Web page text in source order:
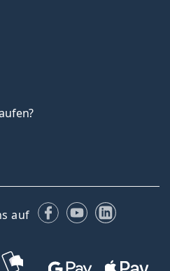
auf Facebook
YouTubeLinkedIn